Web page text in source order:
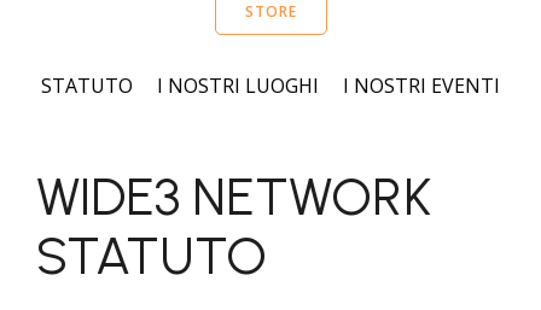
STORE
STATUTO I NOSTRI LUOGHI I NOSTRI EVENTI
WIDE3 NETWORK
STATUTO